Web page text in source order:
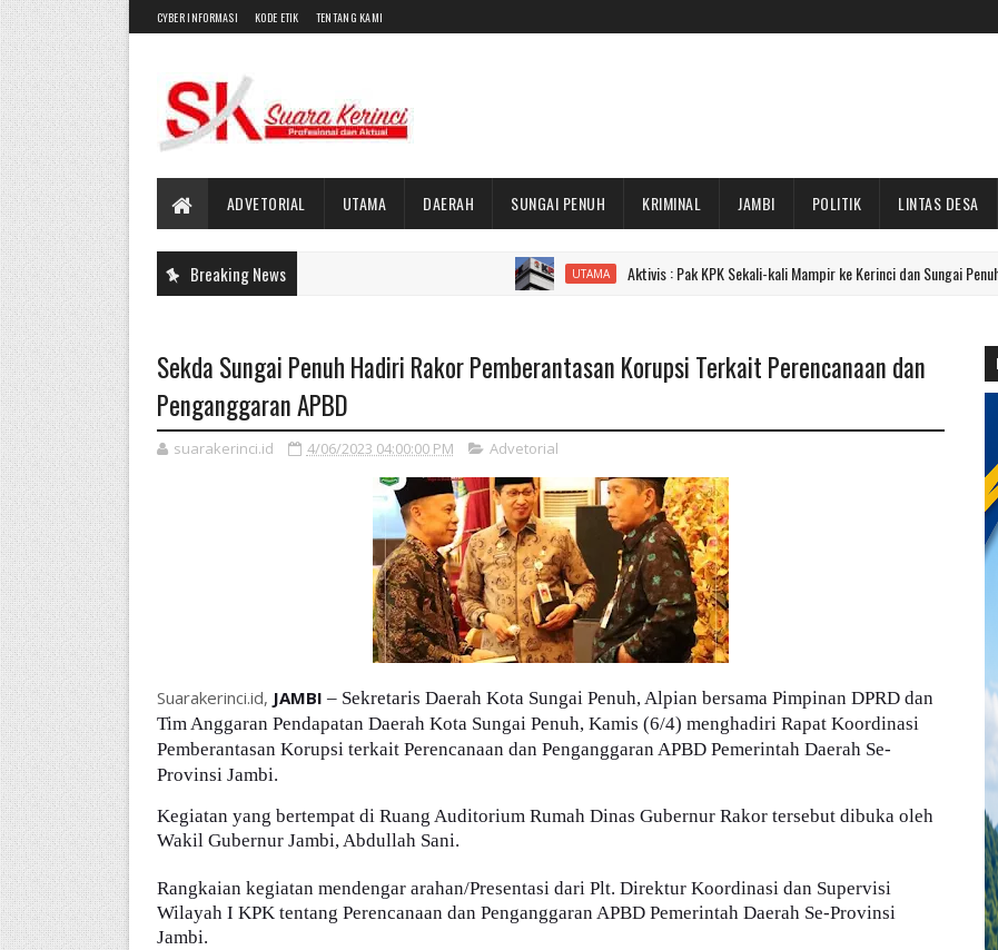
CYBER INFORMASI KODE ETIK TENTANG KAMI
ADVETORIAL UTAMA DAERAH SUNGAI PENUH KRIMINAL JAMBI POLITIK LINTAS DESA
Breaking News UTAMA Aktivis : Pak KPK Sekali-kali Mampir ke Kerinci dan Sungai Penuh Dong!
Sekda Sungai Penuh Hadiri Rakor Pemberantasan Korupsi Terkait Perencanaan dan
Penganggaran APBD
suarakerinci.id 4/06/2023 04:00:00 PM Advetorial
Suarakerinci.id, JAMBI – Sekretaris Daerah Kota Sungai Penuh, Alpian bersama Pimpinan DPRD dan
Tim Anggaran Pendapatan Daerah Kota Sungai Penuh, Kamis (6/4) menghadiri Rapat Koordinasi
Pemberantasan Korupsi terkait Perencanaan dan Penganggaran APBD Pemerintah Daerah Se-
Provinsi Jambi.
Kegiatan yang bertempat di Ruang Auditorium Rumah Dinas Gubernur Rakor tersebut dibuka oleh
Wakil Gubernur Jambi, Abdullah Sani.
Rangkaian kegiatan mendengar arahan/Presentasi dari Plt. Direktur Koordinasi dan Supervisi
Wilayah I KPK tentang Perencanaan dan Penganggaran APBD Pemerintah Daerah Se-Provinsi
Jambi.